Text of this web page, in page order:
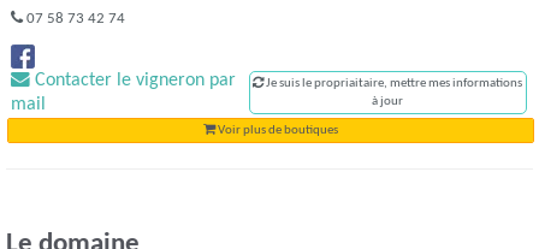
07 58 73 42 74
Contacter le vigneron par
mail
Je suis le propriaitaire, mettre mes informations
à jour
Voir plus de boutiques